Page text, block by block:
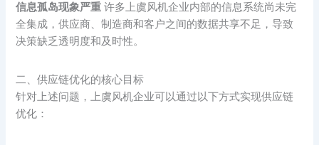
信息孤岛现象严重 许多上虞风机企业内部的信息系统尚未完
全集成，供应商、制造商和客户之间的数据共享不足，导致
决策缺乏透明度和及时性。
二、供应链优化的核心目标
针对上述问题，上虞风机企业可以通过以下方式实现供应链
优化：